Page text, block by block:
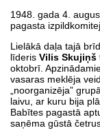
1948. gada 4.
pagasta
Lielākā daļa tajā
līderis Vilis Skujiņš
oktobrī.
vasaras meklēja
„noorganizēja”
laivu, ar kuru bija
Babītes pagastā
saņēma gūstā